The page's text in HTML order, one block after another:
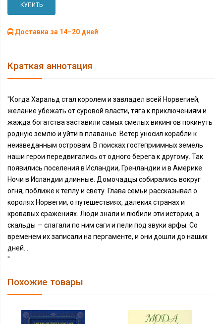
КУПИТЬ
Доставка за 14–20 дней
Краткая аннотация
"Когда Харальд стал королем и завладел всей Норвегией,
желание убежать от суровой власти, тяга к приключениям и
жажда богатства заставили самых смелых викингов покинуть
родную землю и уйти в плаванье. Ветер уносил корабли к
неизведанным островам. В поисках гостеприимных земель
наши герои передвигались от одного берега к другому. Так
появились поселения в Исландии, Гренландии и в Америке.
Ночи в Исландии длинные. Домочадцы собирались вокруг
огня, поближе к теплу и свету. Глава семьи рассказывал о
королях Норвегии, о путешествиях, далеких странах и
кровавых сражениях. Люди знали и любили эти истории, а
скальды — слагали по ним саги и пели под звуки арфы. Со
временем их записали на пергаменте, и они дошли до наших
дней…
"
Похожие товары